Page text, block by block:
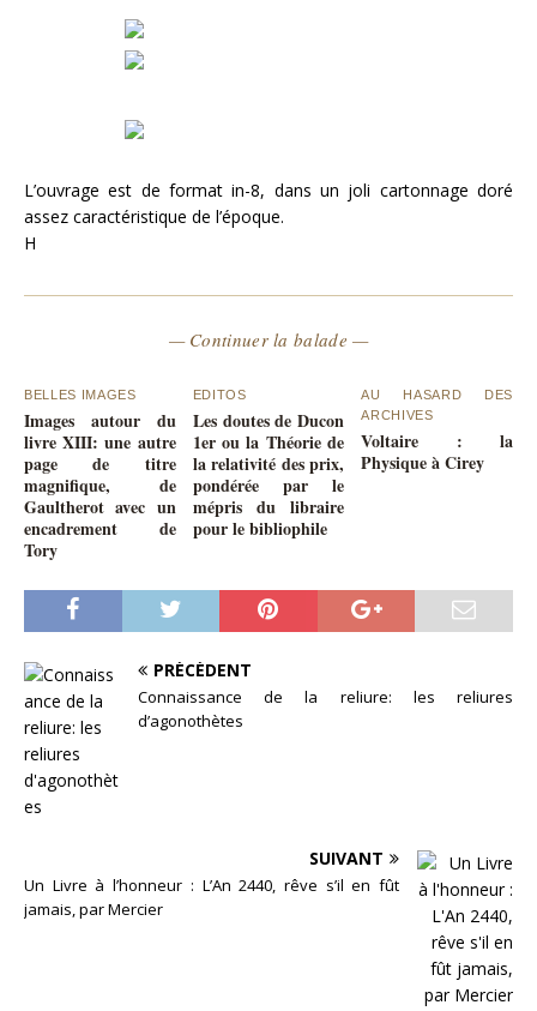
L’ouvrage est de format in-8, dans un joli cartonnage doré
assez caractéristique de l’époque.
H
— Continuer la balade —
BELLES IMAGES
Images autour du
livre XIII: une autre
page de titre
magnifique, de
Gaultherot avec un
encadrement de
Tory
EDITOS
Les doutes de Ducon
1er ou la Théorie de
la relativité des prix,
pondérée par le
mépris du libraire
pour le bibliophile
AU HASARD DES
ARCHIVES
Voltaire : la
Physique à Cirey
PRÉCÉDENT
Connaissance de la reliure: les reliures
d’agonothètes
SUIVANT
Un Livre à l’honneur : L’An 2440, rêve s’il en fût
jamais, par Mercier